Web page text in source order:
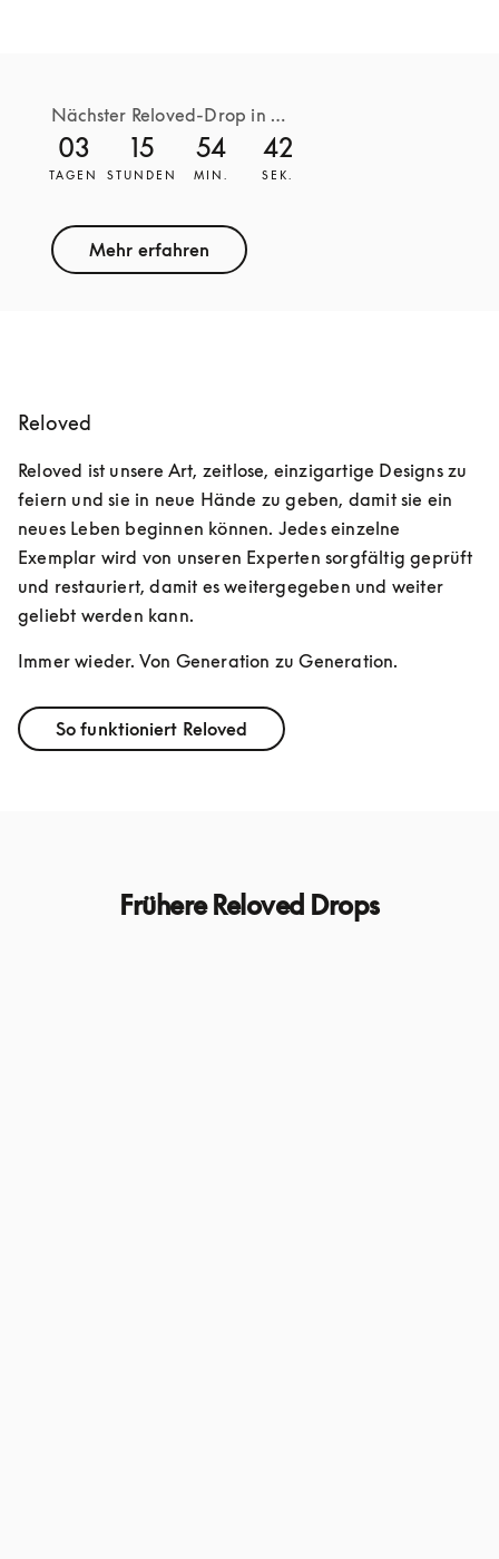
Nächster Reloved-Drop in …
03
TAGEN
15
STUNDEN
54
MIN.
42
SEK.
Mehr erfahren
Reloved
Reloved ist unsere Art, zeitlose, einzigartige Designs zu
feiern und sie in neue Hände zu geben, damit sie ein
neues Leben beginnen können. Jedes einzelne
Exemplar wird von unseren Experten sorgfältig geprüft
und restauriert, damit es weitergegeben und weiter
geliebt werden kann.
Immer wieder. Von Generation zu Generation.
So funktioniert Reloved
Frühere Reloved Drops